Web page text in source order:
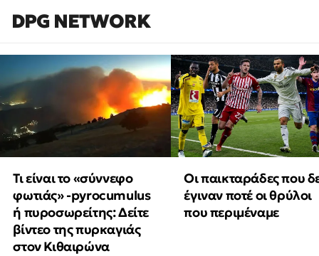
DPG NETWORK
Τι είναι το «σύννεφο
φωτιάς» -pyrocumulus
ή πυροσωρείτης: Δείτε
βίντεο της πυρκαγιάς
στον Κιθαιρώνα
Οι παικταράδες που
έγιναν ποτέ οι θρύλοι
που περιμέναμε